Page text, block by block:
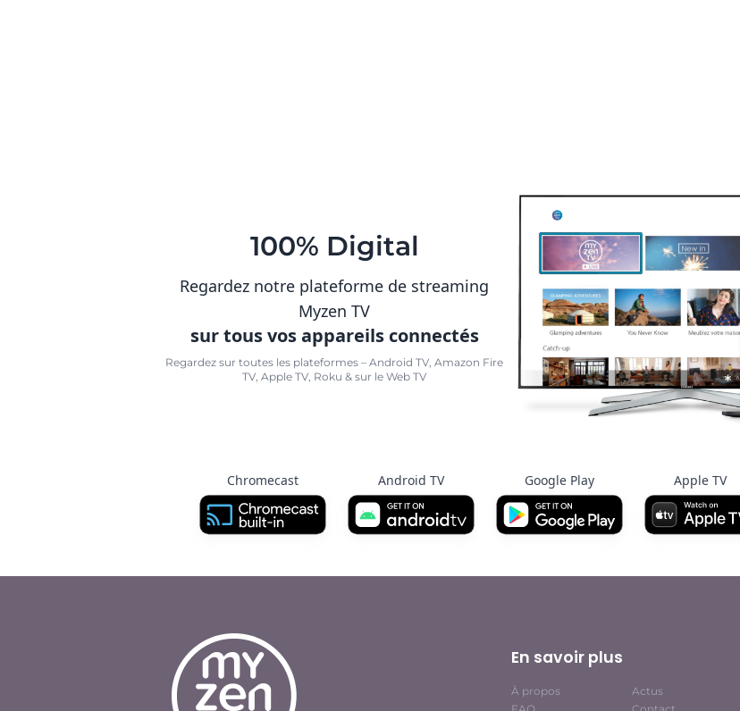
100% Digital
Regardez notre plateforme de streaming
Myzen TV
sur tous vos appareils connectés
Regardez sur toutes les plateformes – Android TV, Amazon Fire
TV, Apple TV, Roku & sur le Web TV
Chromecast Android TV Google Play Apple TV
En savoir plus
À propos
Actus